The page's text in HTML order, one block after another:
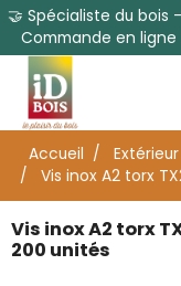
🤝 Spécialiste du bois
Commande en
Accueil Extérieur
Vis inox A2 torx
Vis inox A2 torx
200 unités